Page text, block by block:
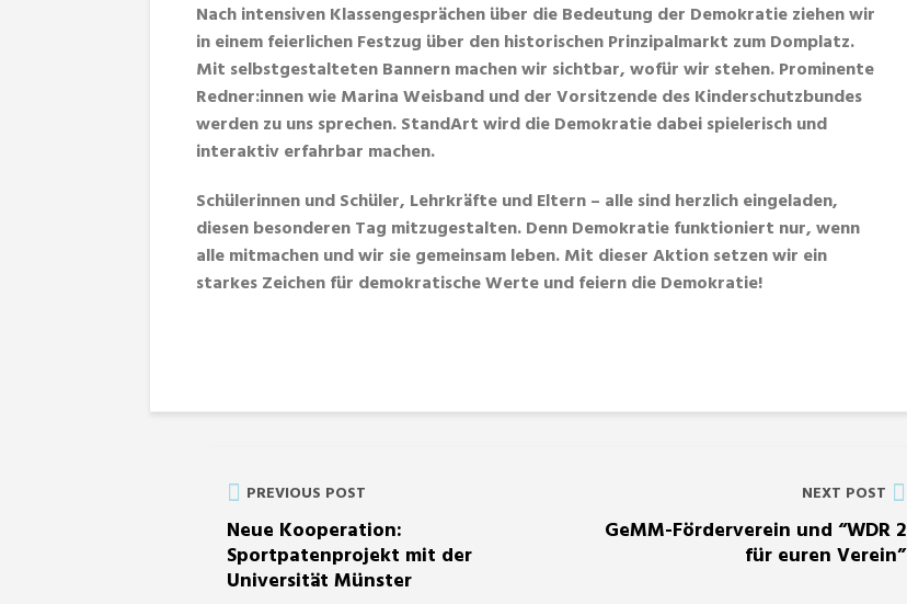
Nach intensiven Klassengesprächen über die Bedeutung der Demokratie ziehen wir
in einem feierlichen Festzug über den historischen Prinzipalmarkt zum Domplatz.
Mit selbstgestalteten Bannern machen wir sichtbar, wofür wir stehen. Prominente
Redner:innen wie Marina Weisband und der Vorsitzende des Kinderschutzbundes
werden zu uns sprechen. StandArt wird die Demokratie dabei spielerisch und
interaktiv erfahrbar machen.
Schülerinnen und Schüler, Lehrkräfte und Eltern – alle sind herzlich eingeladen,
diesen besonderen Tag mitzugestalten. Denn Demokratie funktioniert nur, wenn
alle mitmachen und wir sie gemeinsam leben. Mit dieser Aktion setzen wir ein
starkes Zeichen für demokratische Werte und feiern die Demokratie!
PREVIOUS POST
Neue Kooperation:
Sportpatenprojekt mit der
Universität Münster
NEXT POST
GeMM-Förderverein und “WDR 2
für euren Verein”